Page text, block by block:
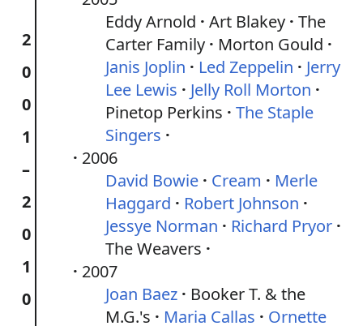
2
0
0
1
–
2
0
1
0
Eddy Arnold
Art Blakey The
Carter Family
Morton Gould
Janis Joplin
Led Zeppelin
Jerry
Lee Lewis
Jelly Roll Morton
Pinetop Perkins
The Staple
Singers
2006
David Bowie
Cream
Merle
Haggard
Robert Johnson
Jessye Norman
Richard Pryor
The Weavers
2007
Joan Baez
Booker T. & the
M.G.'s
Maria Callas
Ornette